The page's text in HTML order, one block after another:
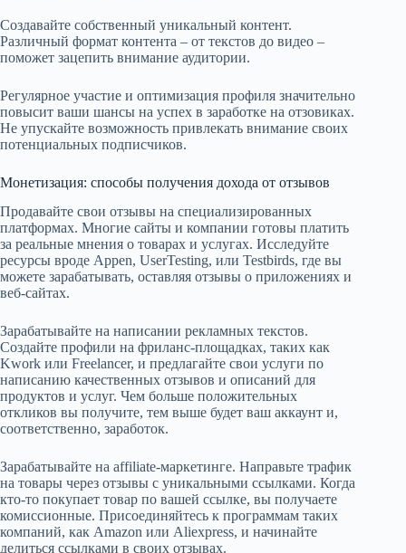
Создавайте собственный уникальный контент.
Различный формат контента – от текстов до видео –
поможет зацепить внимание аудитории.
Регулярное участие и оптимизация профиля значительно
повысит ваши шансы на успех в заработке на отзовиках.
Не упускайте возможность привлекать внимание своих
потенциальных подписчиков.
Монетизация: способы получения дохода от отзывов
Продавайте свои отзывы на специализированных
платформах. Многие сайты и компании готовы платить
за реальные мнения о товарах и услугах. Исследуйте
ресурсы вроде Appen, UserTesting, или Testbirds, где вы
можете зарабатывать, оставляя отзывы о приложениях и
веб-сайтах.
Зарабатывайте на написании рекламных текстов.
Создайте профили на фриланс-площадках, таких как
Kwork или Freelancer, и предлагайте свои услуги по
написанию качественных отзывов и описаний для
продуктов и услуг. Чем больше положительных
откликов вы получите, тем выше будет ваш аккаунт и,
соответственно, заработок.
Зарабатывайте на affiliate-маркетинге. Направьте трафик
на товары через отзывы с уникальными ссылками. Когда
кто-то покупает товар по вашей ссылке, вы получаете
комиссионные. Присоединяйтесь к программам таких
компаний, как Amazon или Aliexpress, и начинайте
делиться ссылками в своих отзывах.